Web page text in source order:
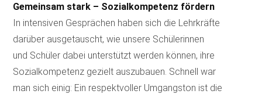
Gemeinsam stark – Sozialkompetenz fördern
In intensiven Gesprächen haben sich die Lehrkräfte
darüber ausgetauscht, wie unsere Schülerinnen
und Schüler dabei unterstützt werden können, ihre
Sozialkompetenz gezielt auszubauen. Schnell war
man sich einig: Ein respektvoller Umgangston ist die